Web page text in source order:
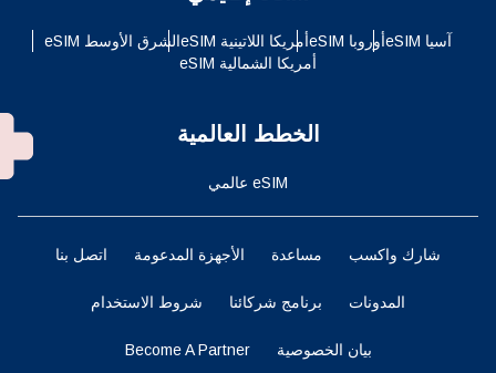
آسيا eSIM أوروبا eSIM أمريكا اللاتينية eSIM
الشرق الأوسط eSIM
أمريكا الشمالية eSIM
الخطط العالمية
eSIM عالمي
شارك واكسب مساعدة الأجهزة المدعومة اتصل بنا
المدونات برنامج شركائنا شروط الاستخدام
بيان الخصوصية Become A Partner